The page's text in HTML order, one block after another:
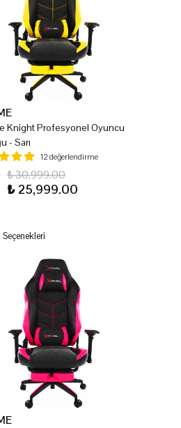
Knight Profesyonel Oyuncu
- Sarı
12 değerlendirme
₺ 30,999.00
₺ 25,999.00